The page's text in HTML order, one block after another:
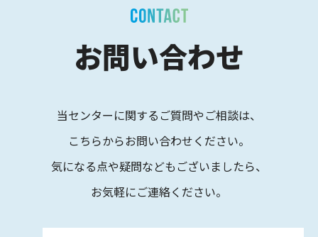
お問い合わせ
当センターに関するご質問やご相談は、
こちらからお問い合わせください。
気になる点や疑問などもございましたら、
お気軽にご連絡ください。